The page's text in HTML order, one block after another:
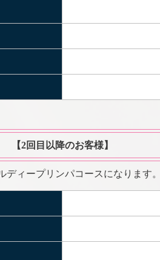
【2回目以降のお客様】
ディープリンパコースになります。